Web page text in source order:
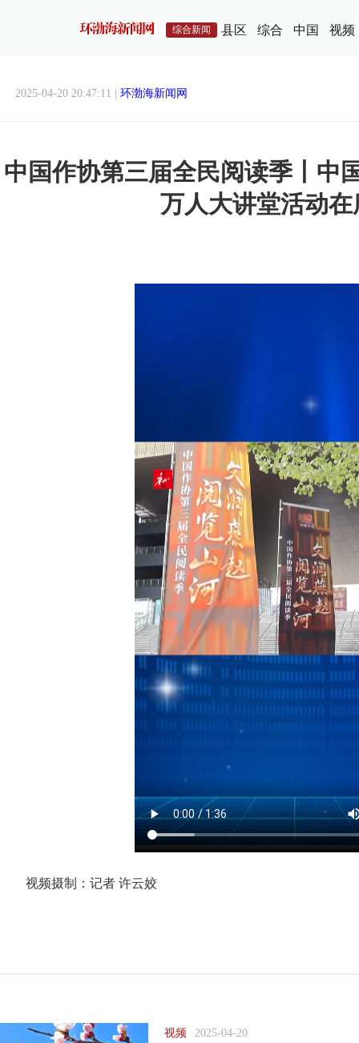
综合新闻 县区 综合 中国 视频
2025-04-20 20:47:11 | 环渤海新闻网
中国作协第三届全民阅读季丨
万人大讲堂活动在
视频摄制：记者 许云姣
视频 2025-04-20